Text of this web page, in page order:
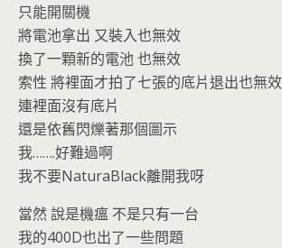
只能開關機
將電池拿出 又裝入也無效
換了一顆新的電池 也無效
索性 將裡面才拍了七張的底片退出也無效
連裡面沒有底片
還是依舊閃爍著那個圖示
我…….好難過啊
我不要NaturaBlack離開我呀
當然 說是機瘟 不是只有一台
我的400D也出了一些問題